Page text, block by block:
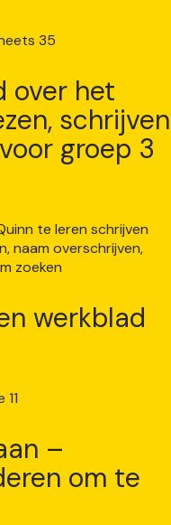
over het
schrijven
groep 3
werkblad
–
om te